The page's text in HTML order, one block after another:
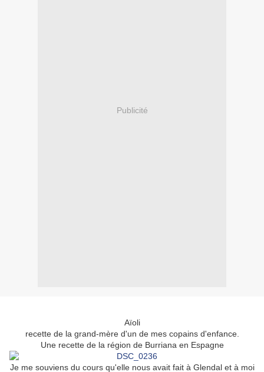
Publicité
Aïoli
recette de la grand-mère d'un de mes copains d'enfance.
Une recette de la région de Burriana en Espagne
Je me souviens du cours qu'elle nous avait fait à Glendal et à moi